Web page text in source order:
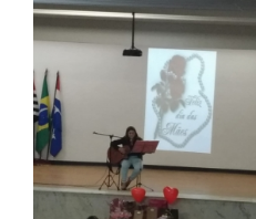
REVISTA CIÊNCIA CONTEMPORÂNEA
BOLETINS
REPOSITÓRIO